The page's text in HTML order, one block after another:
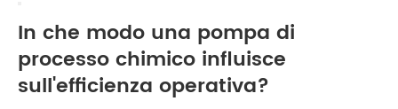
In che modo una pompa di
processo chimico influisce
sull'efficienza operativa?